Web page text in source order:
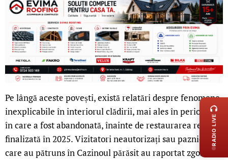
Pe lângă aceste povești, există relatări despre fenomene
inexplicabile în interiorul clădirii, mai ales în perioada
în care a fost abandonată, înainte de restaurarea recentă
finalizată în 2025. Vizitatori neautorizați sau paznici
care au pătruns în Cazinoul părăsit au raportat zgomote
RADIO LIVE